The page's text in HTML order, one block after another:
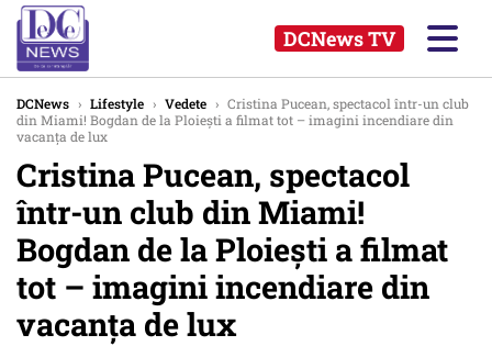
DCNews TV
DCNews › Lifestyle › Vedete › Cristina Pucean, spectacol într-un club
din Miami! Bogdan de la Ploiești a filmat tot – imagini incendiare din
vacanța de lux
Cristina Pucean, spectacol
într-un club din Miami!
Bogdan de la Ploiești a filmat
tot – imagini incendiare din
vacanța de lux